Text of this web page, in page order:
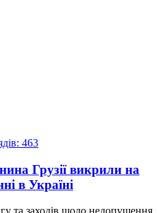
463
Грузії викрили на
в Україні